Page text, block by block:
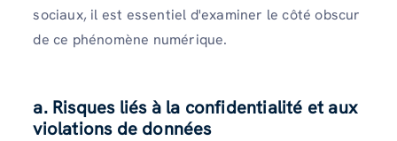
sociaux, il est essentiel d'examiner le côté obscur
de ce phénomène numérique.
a. Risques liés à la confidentialité et aux
violations de données